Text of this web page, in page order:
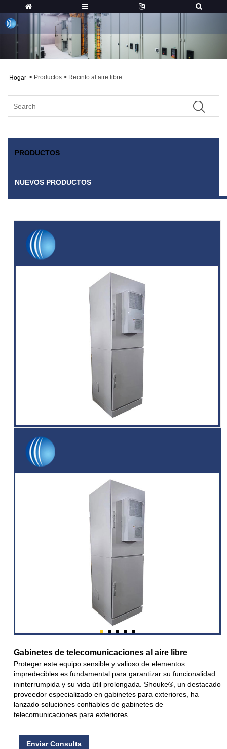
Hogar > Productos > Recinto al aire libre
PRODUCTOS
NUEVOS PRODUCTOS
Gabinetes de telecomunicaciones al aire libre
Proteger este equipo sensible y valioso de elementos
impredecibles es fundamental para garantizar su funcionalidad
ininterrumpida y su vida útil prolongada. Shouke®, un destacado
proveedor especializado en gabinetes para exteriores, ha
lanzado soluciones confiables de gabinetes de
telecomunicaciones para exteriores.
Enviar Consulta